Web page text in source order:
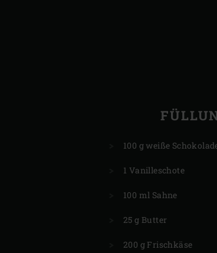
100 g weiße
1 Vanilleschote
100 ml Sahne
25 g Butter
200 g Frischkäse